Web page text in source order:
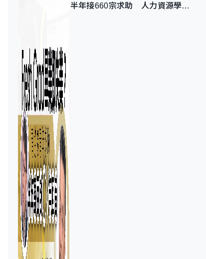
半年接660宗求助 人力資源學